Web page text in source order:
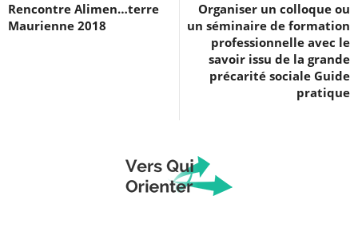
Rencontre Alimen…terre
Maurienne 2018
Organiser un colloque ou
un séminaire de formation
professionnelle avec le
savoir issu de la grande
précarité sociale Guide
pratique